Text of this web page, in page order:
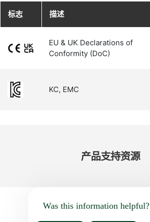
标志 描述
EU & UK Declarations of
Conformity (DoC)
KC, EMC
产品​支持​资源
Was this information helpful?